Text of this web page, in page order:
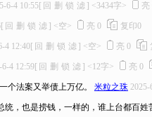
6-4 10:55[ 回 删 锁 滤 ] <3434字> 亮
[ 回 删 锁 滤 ] <空> 亮 0 复印0
4 12:40[ 回 删 锁 滤 ] <空> 亮 0
6-4 12:59[ 回 删 锁 滤 ] <12字> 亮 0
个法案又举债上万亿。 米粒之珠 2025-
，也是捞钱，一样的，谁上台都百姓